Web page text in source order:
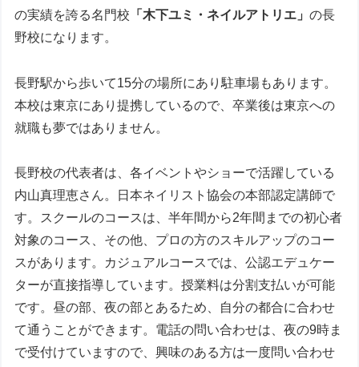
の実績を誇る名門校 「木下ユミ・ネイルアトリエ」の長
野校になります。
長野駅から歩いて15分の場所にあり駐車場もあります。
本校は東京にあり提携しているので、卒業後は東京への
就職も夢ではありません。
長野校の代表者は、各イベントやショーで活躍している
内山真理恵さん。日本ネイリスト協会の本部認定講師で
す。スクールのコースは、半年間から2年間までの初心者
対象のコース、その他、プロの方のスキルアップのコー
スがあります。カジュアルコースでは、公認エデュケー
ターが直接指導しています。授業料は分割支払いが可能
です。昼の部、夜の部とあるため、自分の都合に合わせ
て通うことができます。電話の問い合わせは、夜の9時ま
で受付けていますので、興味のある方は一度問い合わせ